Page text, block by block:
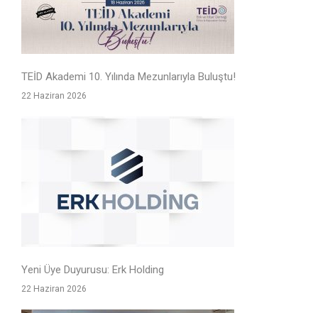
TEİD Akademi 10. Yılında Mezunlarıyla Buluştu!
22 Haziran 2026
Yeni Üye Duyurusu: Erk Holding
22 Haziran 2026